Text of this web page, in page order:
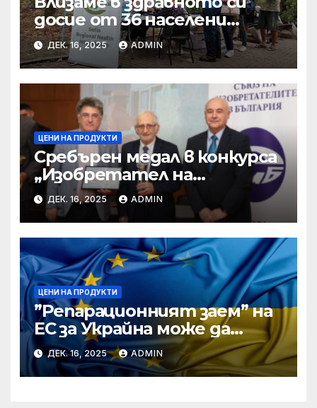
досие от 36 населени
места • МЗ
ДЕК. 16, 2025 ADMIN
ЦЕНИ НА ПРОДУКТИ
Сребърен медал в конкурса
„Изобретател на
годината“ за учени от БАН
ДЕК. 16, 2025 ADMIN
ЦЕНИ НА ПРОДУКТИ
”Репарационният заем” на
ЕС за Украйна може да
достигне 130 милиарда
евро
ДЕК. 16, 2025 ADMIN